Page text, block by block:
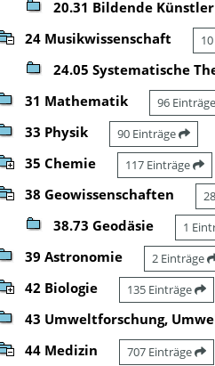
20.31 Bildende Künstler
24 Musikwissenschaft
24.05 Systematische
31 Mathematik 96 Einträge
33 Physik 90 Einträge
35 Chemie 117 Einträge
38 Geowissenschaften
38.73 Geodäsie 1
39 Astronomie 2 Einträge
42 Biologie 135 Einträge
43 Umweltforschung,
44 Medizin 707 Einträge